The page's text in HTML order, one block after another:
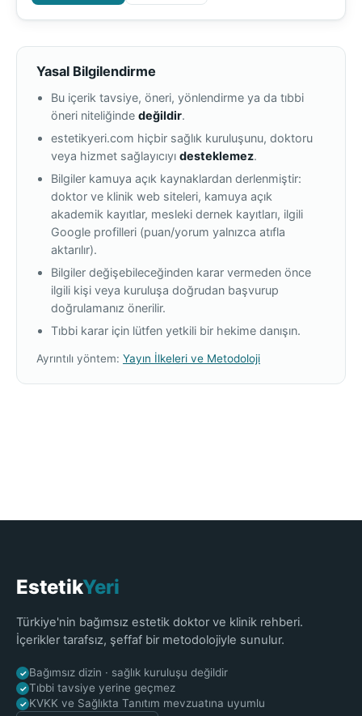
Yasal Bilgilendirme
Bu içerik tavsiye, öneri, yönlendirme ya da tıbbi
öneri niteliğinde değildir.
estetikyeri.com hiçbir sağlık kuruluşunu, doktoru
veya hizmet sağlayıcıyı desteklemez.
Bilgiler kamuya açık kaynaklardan derlenmiştir:
doktor ve klinik web siteleri, kamuya açık
akademik kayıtlar, mesleki dernek kayıtları, ilgili
Google profilleri (puan/yorum yalnızca atıfla
aktarılır).
Bilgiler değişebileceğinden karar vermeden önce
ilgili kişi veya kuruluşa doğrudan başvurup
doğrulamanız önerilir.
Tıbbi karar için lütfen yetkili bir hekime danışın.
Ayrıntılı yöntem: Yayın İlkeleri ve Metodoloji
EstetikYeri
Türkiye'nin bağımsız estetik doktor ve klinik rehberi.
İçerikler tarafsız, şeffaf bir metodolojiyle sunulur.
✓ Bağımsız dizin · sağlık kuruluşu değildir
✓ Tıbbi tavsiye yerine geçmez
✓ KVKK ve Sağlıkta Tanıtım mevzuatına uyumlu